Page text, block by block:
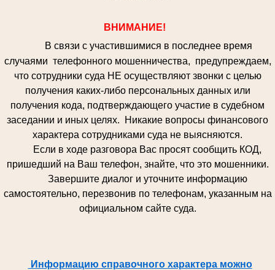
ВНИМАНИЕ!
В связи с участившимися в последнее время
случаями телефонного мошенничества, предупреждаем,
что сотрудники суда НЕ осуществляют звонки с целью
получения каких-либо персональных данных или
получения кода, подтверждающего участие в судебном
заседании и иных целях. Никакие вопросы финансового
характера сотрудниками суда не выясняются.
Если в ходе разговора Вас просят сообщить КОД,
пришедший на Ваш телефон, знайте, что это мошенники.
Завершите диалог и уточните информацию
самостоятельно, перезвонив по телефонам, указанным на
официальном сайте суда.
Информацию справочного характера можно